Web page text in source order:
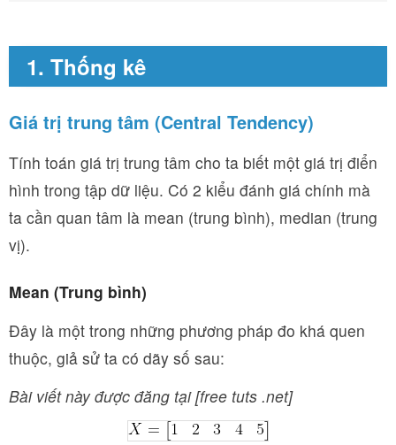
1. Thống kê
Giá trị trung tâm (Central Tendency)
Tính toán giá trị trung tâm cho ta biết một giá trị điển
hình trong tập dữ liệu. Có 2 kiểu đánh giá chính mà
ta cần quan tâm là mean (trung bình), median (trung
vị).
Mean (Trung bình)
Đây là một trong những phương pháp đo khá quen
thuộc, giả sử ta có dãy số sau:
Bài viết này được đăng tại [free tuts .net]